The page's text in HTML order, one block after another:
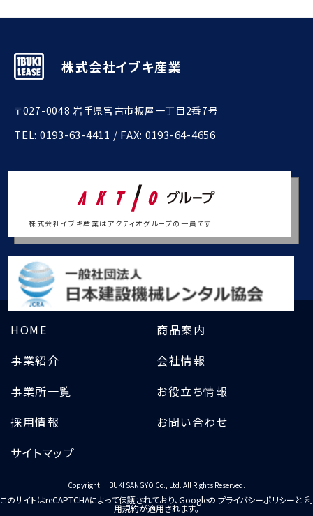
株式会社イブキ産業
〒027-0048 岩手県宮古市板屋一丁目2番7号
TEL: 0193-63-4411 / FAX: 0193-64-4656
株式会社イブキ産業はアクティオグループの一員です
HOME
商品案内
事業紹介
会社情報
事業所一覧
お役立ち情報
採用情報
お問い合わせ
サイトマップ
Copyright IBUKI SANGYO Co., Ltd. All Rights Reserved.
このサイトはreCAPTCHAによって保護されており、Googleの プライバシーポリシーと 利
用規約が適用されます。